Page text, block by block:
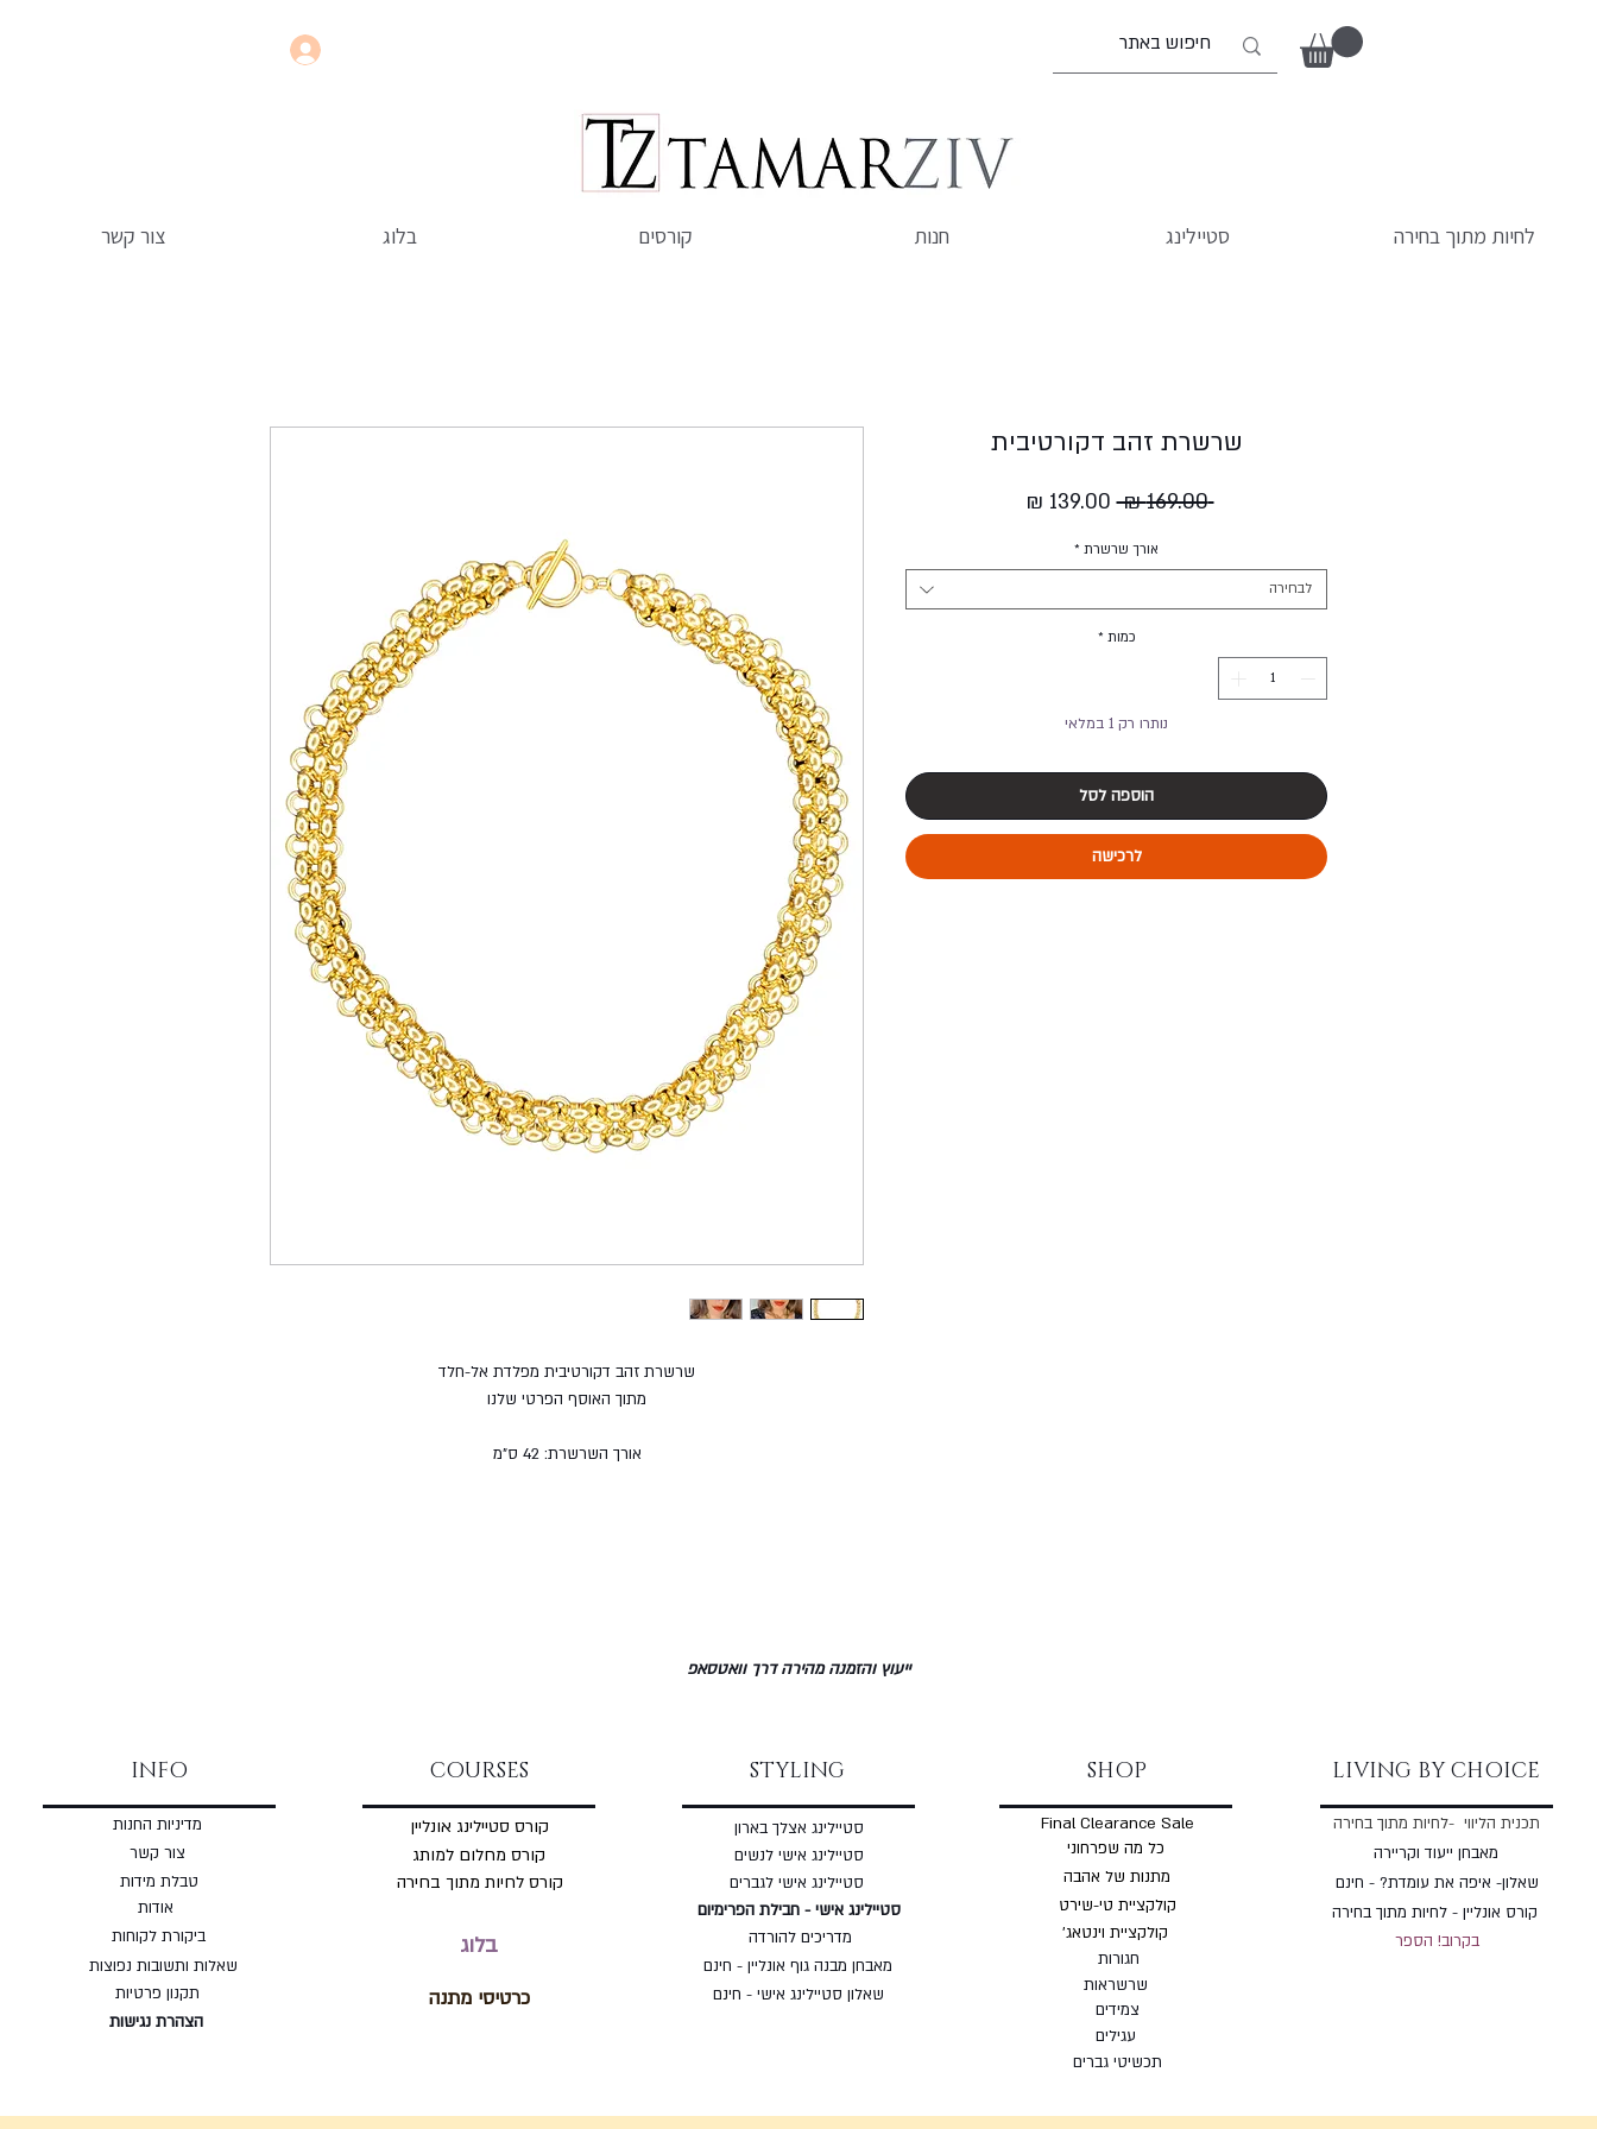
לחיות מתוך בחירה סטיילינג חנות קורסים בלוג צור קשר
שרשרת זהב דקורטיבית מפלדת אל-חלד
מתוך האוסף הפרטי שלנו
אורך השרשרת: 42 ס"מ
שרשרת זהב דקורטיבית
‏169.00 ‏₪
מחיר
אורך שרשרת *
לבחירה
כמות *
נותרו רק 1 במלאי
הוספה לסל
לרכישה
ייעוץ והזמנה מהירה דרך וואטסאפ
INFO
מדיניות החנות
צור קשר
טבלת מידות
אודות
ביקורת לקוחות
שאלות ותשובות נפוצות
תקנון פרטיות
הצהרת נגישות
COURSES
קורס סטיילינג אונליין
קורס מחלום למותג
קורס לחיות מתוך בחירה
בלוג
כרטיסי מתנה
STYLING
סטיילינג אצלך בארון
סטיילינג אישי לנשים
סטיילינג אישי לגברים
סטיילינג אישי - חבילת הפרימיום
שאלון סטיילינג אישי - חינם
SHOP
Final Clearance Sale
כל מה שפרחוני
מתנות של אהבה
קולקציית וינטאג'
קולקציית טי-שירט
חגורות
שרשראות
צמידים
עגילים
תכשיטי גברים
LIVING BY CHOICE
תכנית הליווי -לחיות מתוך בחירה
מאבחן ייעוד וקריירה
שאלון- איפה את עומדת? - חינם
קורס אונליין - לחיות מתוך בחירה
בקרוב! הספר
מדריכים להורדה
מאבחן מבנה גוף אונליין - חינם